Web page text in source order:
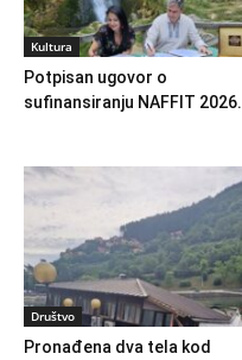
Kultura
Potpisan ugovor o
sufinansiranju NAFFIT 2026.
Društvo
Pronađena dva tela kod